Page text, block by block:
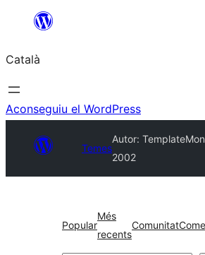
contingut
Català
Aconseguiu el WordPress
Temes
Autor:
2002
Popular
Més
recents
Comunitat